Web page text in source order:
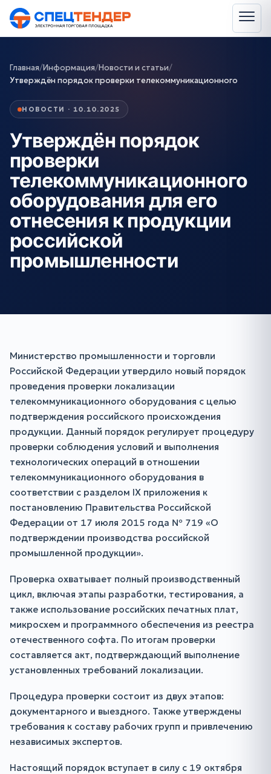
Главная/Информация/Новости и статьи/
Утверждён порядок проверки телекоммуникационного
НОВОСТИ · 10.10.2025
Утверждён порядок
проверки
телекоммуникационного
оборудования для его
отнесения к продукции
российской
промышленности
Министерство промышленности и торговли
Российской Федерации утвердило новый порядок
проведения проверки локализации
телекоммуникационного оборудования с целью
подтверждения российского происхождения
продукции. Данный порядок регулирует процедуру
проверки соблюдения условий и выполнения
технологических операций в отношении
телекоммуникационного оборудования в
соответствии с разделом IX приложения к
постановлению Правительства Российской
Федерации от 17 июля 2015 года № 719 «О
подтверждении производства российской
промышленной продукции».
Проверка охватывает полный производственный
цикл, включая этапы разработки, тестирования, а
также использование российских печатных плат,
микросхем и программного обеспечения из реестра
отечественного софта. По итогам проверки
составляется акт, подтверждающий выполнение
установленных требований локализации.
Процедура проверки состоит из двух этапов:
документарного и выездного. Также утверждены
требования к составу рабочих групп и привлечению
независимых экспертов.
Настоящий порядок вступает в силу с 19 октября